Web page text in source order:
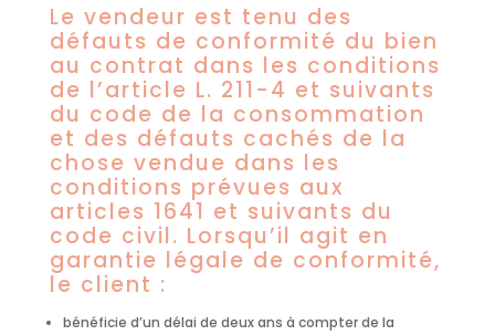
Le vendeur est tenu des
défauts de conformité du bien
au contrat dans les conditions
de l’article L. 211-4 et suivants
du code de la consommation
et des défauts cachés de la
chose vendue dans les
conditions prévues aux
articles 1641 et suivants du
code civil. Lorsqu’il agit en
garantie légale de conformité,
le client :
bénéficie d’un délai de deux ans à compter de la